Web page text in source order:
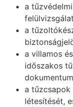
a
a
a villamos
időszakos
a tűzcsapok
létesítését,